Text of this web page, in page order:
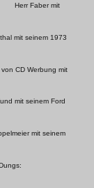
Herr Faber mit
mit seinem 1973
von CD Werbung mit
mit seinem Ford
mit seinem